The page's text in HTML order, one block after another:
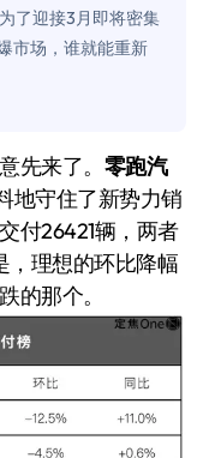
了迎接3月即将密集
市场，谁就能重新
先来了。 零跑汽
地守住了新势力销
付26421辆，两者
理想的环比降幅
的那个。